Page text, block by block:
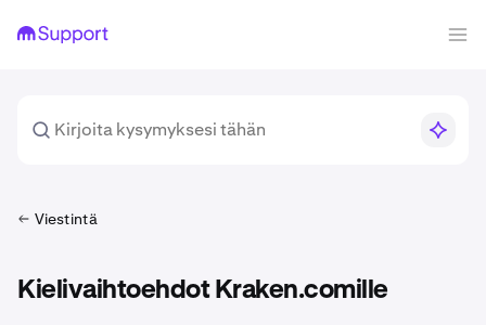
Viestintä
Kielivaihtoehdot Kraken.comille